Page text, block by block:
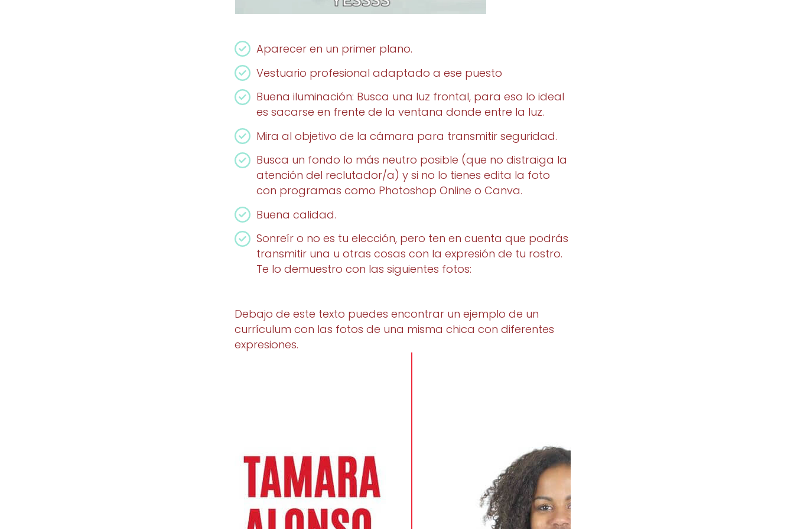
Aparecer en un primer plano.
Vestuario profesional adaptado a ese puesto
Buena iluminación: Busca una luz frontal, para eso lo ideal
es sacarse en frente de la ventana donde entre la luz.
Mira al objetivo de la cámara para transmitir seguridad.
Busca un fondo lo más neutro posible (que no distraiga la
atención del reclutador/a) y si no lo tienes edita la foto
con programas como Photoshop Online o Canva.
Buena calidad.
Sonreír o no es tu elección, pero ten en cuenta que podrás
transmitir una u otras cosas con la expresión de tu rostro.
Te lo demuestro con las siguientes fotos:
Debajo de este texto puedes encontrar un ejemplo de un
currículum con las fotos de una misma chica con diferentes
expresiones.